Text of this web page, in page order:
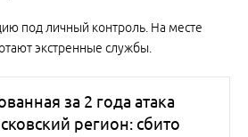
под личный контроль. На месте
экстренные службы.
за 2 года атака
регион: сбито